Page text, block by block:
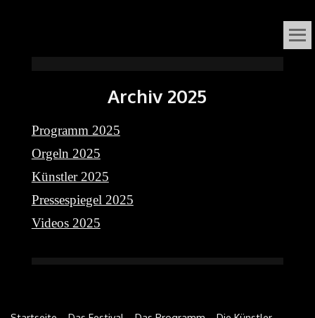
SÜDNIEDERSACHSEN
Archiv 2025
Programm 2025
Orgeln 2025
Künstler 2025
Pressespiegel 2025
Videos 2025